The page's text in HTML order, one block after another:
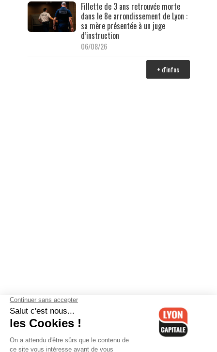
Fillette de 3 ans retrouvée morte
dans le 8e arrondissement de Lyon :
sa mère présentée à un juge
d’instruction
06/08/26
+ d'infos